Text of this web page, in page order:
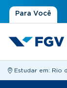
Para Você
Estudar em: Rio